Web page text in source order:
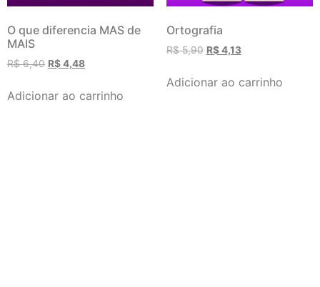
O que diferencia MAS de
MAIS
R$6,40 R$4,48
Adicionar ao carrinho
Ortografia
R$5,90 R$4,13
Adicionar ao carrinho